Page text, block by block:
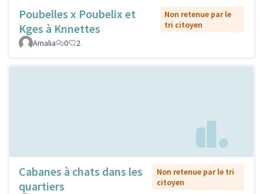
Poubelles x Poubelix et
Kges à Knnettes
Non retenue par le
tri citoyen
Amalia
0 2
Cabanes à chats dans les
quartiers
Non retenue par le tri
citoyen